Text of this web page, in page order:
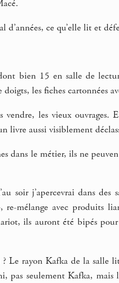
ce qu’elle lit et
bien 15 en salle de
les fiches cartonnées
les vieux ouvrages.
aussi visiblement
dans le métier, ils ne
soir j’apercevrai dans des
re-mélange avec produits
ils auront été bipés
Le rayon Kafka de la salle
pas seulement Kafka, mais